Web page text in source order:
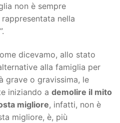
non è sempre
nella
dicevamo, allo stato
alla famiglia per
grave o gravissima, le
iniziando a demolire il mito
migliore, infatti, non è
migliore, è, più